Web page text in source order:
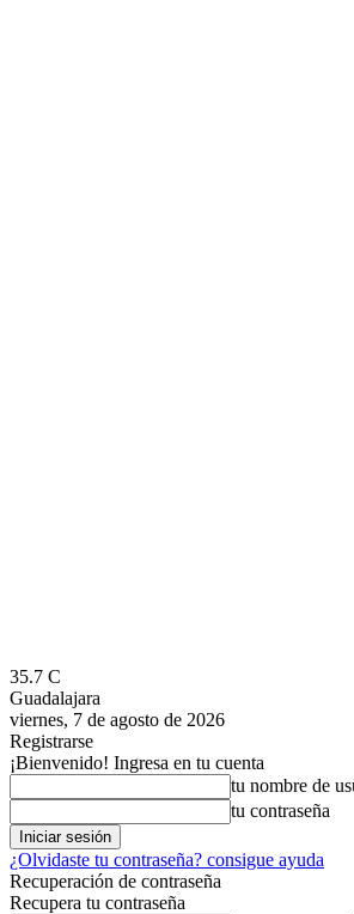
35.7 C
Guadalajara
viernes, 7 de agosto de 2026
Registrarse
¡Bienvenido! Ingresa en tu cuenta
tu nombre de
tu contraseña
¿Olvidaste tu contraseña? consigue ayuda
Recuperación de contraseña
Recupera tu contraseña